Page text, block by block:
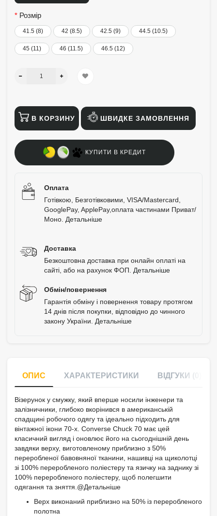
Розмір
41.5 (8) 42 (8.5) 42.5 (9) 44.5 (10.5)
45 (11) 46 (11.5) 46.5 (12)
В КОРЗИНУ ШВИДКЕ ЗАМОВЛЕННЯ
КУПИТИ В КРЕДИТ
Оплата
Готівкою, Безготівковими, VISA/Mastercard,
GooglePay, ApplePay,оплата частинами Приват/
Моно. Детальніше
Доставка
Безкоштовна доставка при онлайн оплаті на
сайті, або на рахунок ФОП. Детальніше
Обмін/повернення
Гарантія обміну і повернення товару протягом
14 днів після покупки, відповідно до чинного
закону України. Детальніше
ОПИС ХАРАКТЕРИСТИКИ ВІДГУКИ (0)
Візерунок у смужку, який вперше носили інженери та
залізничники, глибоко вкорінився в американській
спадщині робочого одягу та ідеально підходить для
вінтажної ікони 70-х. Converse Chuck 70 має цей
класичний вигляд і оновлює його на сьогоднішній день
завдяки верху, виготовленому приблизно з 50%
переробленої бавовняної тканини, нашивці на щиколотці
зі 100% переробленого поліестеру та язичку на заднику зі
100% переробленого поліестеру, щоб полегшити
одягання та зняття.@Детальніше
Верх виконаний приблизно на 50% із переробленого
полотна